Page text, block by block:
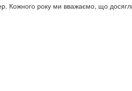
Кожного року ми вважаємо, що